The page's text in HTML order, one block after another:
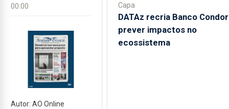
00:00
Autor: AO Online
Capa
DATAz recria Banco
prever impactos no
ecossistema